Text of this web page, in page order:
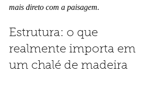
mais direto com a paisagem.
Estrutura: o que
realmente importa em
um chalé de madeira